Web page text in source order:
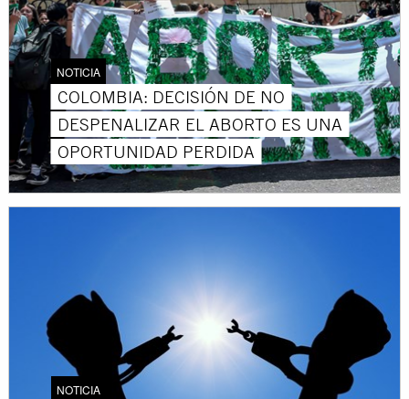
NOTICIA
COLOMBIA: DECISIÓN DE NO
DESPENALIZAR EL ABORTO ES UNA
OPORTUNIDAD PERDIDA
NOTICIA